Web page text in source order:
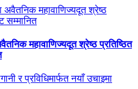
महावाणिज्यदूत श्रेष्ठ प्रतिष्ठित